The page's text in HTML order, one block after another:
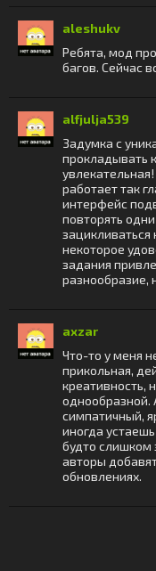
aleshukv
Ребята, мод
багов. Сейчас
alfjulja539
Задумка с
прокладывать
работает так
интерфейс
повторять
некоторое
задания
разнообразие,
axzar
Что-то у меня
прикольная,
креативность,
однообразной.
симпатичный,
иногда
будто слишком
авторы
обновлениях.